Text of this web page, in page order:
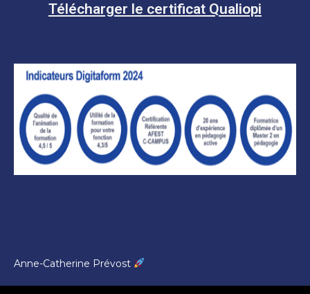
Télécharger le certificat Qualiopi
Anne-Catherine Prévost